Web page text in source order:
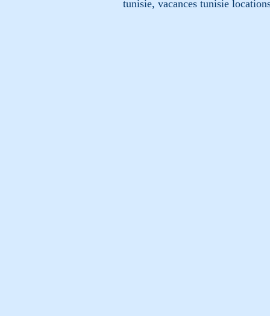
tunisie, vacances tunisie